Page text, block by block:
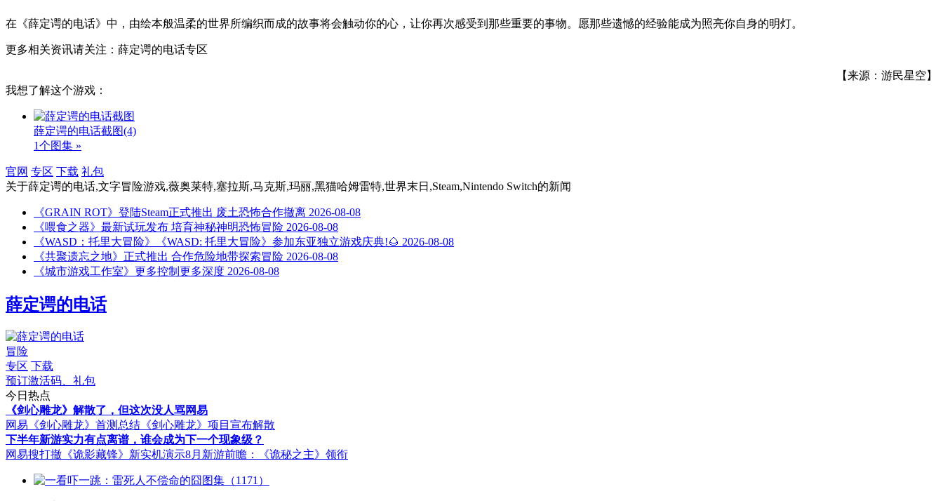
在《薛定谔的电话》中，由绘本般温柔的世界所编织而成的故事将会触动你的心，让你再次感受到那些重要的事物。愿那些遗憾的经验能成为照亮你自身的明灯。
更多相关资讯请关注：薛定谔的电话专区
【来源：游民星空】
我想了解这个游戏：
薛定谔的电话截图(4)
1个图集 »
官网 专区 下载 礼包
关于薛定谔的电话,文字冒险游戏,薇奥莱特,塞拉斯,马克斯,玛丽,黑猫哈姆雷特,世界末日,Steam,Nintendo Switch的新闻
《GRAIN ROT》登陆Steam正式推出 废土恐怖合作撤离 2026-08-08
《喂食之器》最新试玩发布 培育神秘神明恐怖冒险 2026-08-08
《WASD：托里大冒险》《WASD: 托里大冒险》参加东亚独立游戏庆典!🌰 2026-08-08
《共聚遗忘之地》正式推出 合作危险地带探索冒险 2026-08-08
《城市游戏工作室》更多控制更多深度 2026-08-08
薛定谔的电话
冒险
专区 下载
预订激活码、礼包
今日热点
《剑心雕龙》解散了，但这次没人骂网易
网易《剑心雕龙》首测总结 《剑心雕龙》项目宣布解散
下半年新游实力有点离谱，谁会成为下一个现象级？
网易搜打撤《诡影藏锋》新实机演示8月新游前瞻：《诡秘之主》领衔